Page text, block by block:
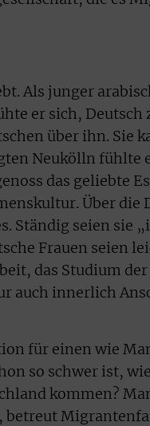
Als junger
er sich, Deutsch
über ihn. Sie
Neukölln fühlte
das geliebte
Über die
Ständig seien sie
Frauen seien
das Studium
auch innerlich
für einen wie
so schwer ist,
kommen?
betreut